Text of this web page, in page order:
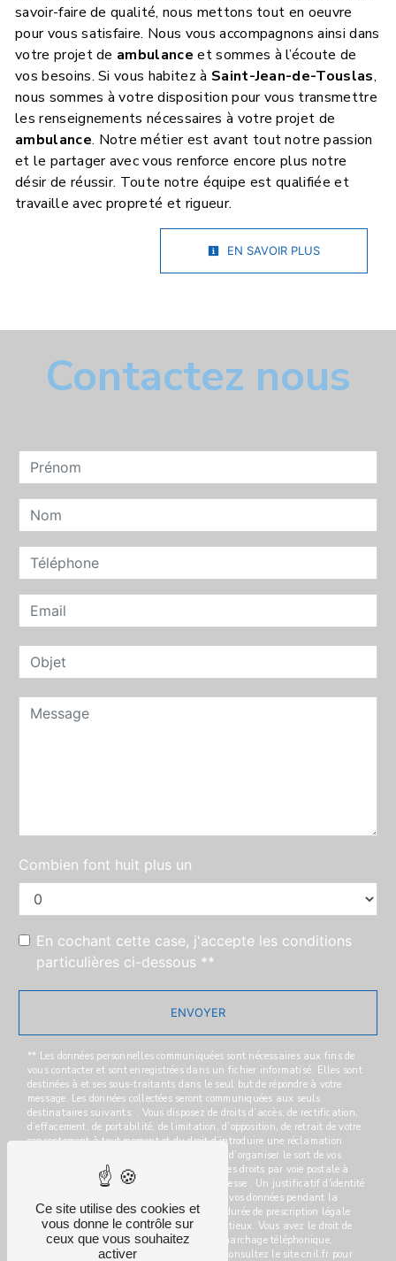
savoir-faire de qualité, nous mettons tout en oeuvre
pour vous satisfaire. Nous vous accompagnons ainsi dans
votre projet de ambulance et sommes à l’écoute de
vos besoins. Si vous habitez à Saint-Jean-de-Touslas,
nous sommes à votre disposition pour vous transmettre
les renseignements nécessaires à votre projet de
ambulance. Notre métier est avant tout notre passion
et le partager avec vous renforce encore plus notre
désir de réussir. Toute notre équipe est qualifiée et
travaille avec propreté et rigueur.
EN SAVOIR PLUS
Contactez nous
Combien font huit plus un
En cochant cette case, j'accepte les conditions
particulières ci-dessous **
ENVOYER
** Les données personnelles communiquées sont nécessaires aux fins de
vous contacter et sont enregistrées dans un fichier informatisé. Elles sont
destinées à et ses sous-traitants dans le seul but de répondre à votre
message. Les données collectées seront communiquées aux seuls
destinataires suivants: . Vous disposez de droits d’accès, de rectification,
d’effacement, de portabilité, de limitation, d’opposition, de retrait de votre
consentement à tout moment et du droit d’introduire une réclamation
auprès d’une autorité de contrôle, ainsi que d’organiser le sort de vos
données post-mortem. Vous pouvez exercer ces droits par voie postale à
l'adresse ou par courrier électronique à l'adresse . Un justificatif d'identité
pourra vous être demandé. Nous conservons vos données pendant la
période de prise de contact puis pendant la durée de prescription légale
aux fins probatoires et de gestion des contentieux. Vous avez le droit de
vous inscrire sur la liste d'opposition au démarchage téléphonique,
disponible à cette adresse:
. Consultez le site cnil.fr pour
Ce site utilise des cookies et
vous donne le contrôle sur
ceux que vous souhaitez
activer